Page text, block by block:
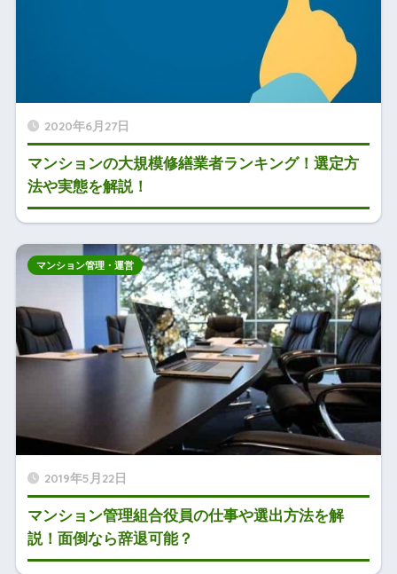
2020年6月27日
マンションの大規模修繕業者ランキング！選定方
法や実態を解説！
2019年5月22日
マンション管理組合役員の仕事や選出方法を解
説！面倒なら辞退可能？
マンション管理・運営